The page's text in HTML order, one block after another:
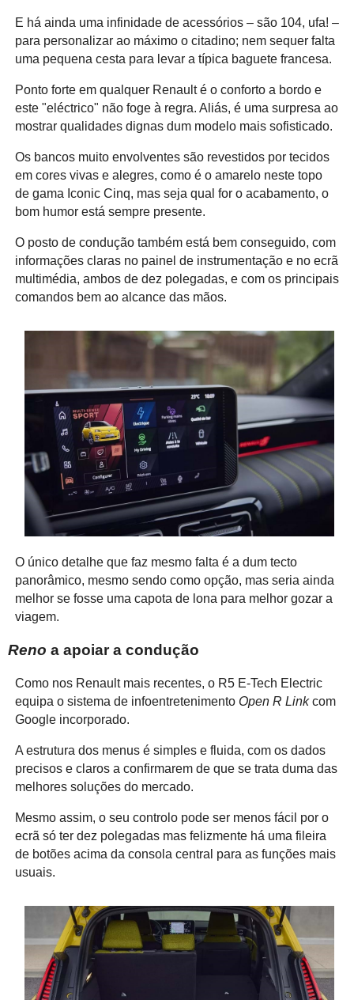
E há ainda uma infinidade de acessórios – são 104, ufa! –
para personalizar ao máximo o citadino; nem sequer falta
uma pequena cesta para levar a típica baguete francesa.
Ponto forte em qualquer Renault é o conforto a bordo e
este "eléctrico" não foge à regra. Aliás, é uma surpresa ao
mostrar qualidades dignas dum modelo mais sofisticado.
Os bancos muito envolventes são revestidos por tecidos
em cores vivas e alegres, como é o amarelo neste topo
de gama Iconic Cinq, mas seja qual for o acabamento, o
bom humor está sempre presente.
O posto de condução também está bem conseguido, com
informações claras no painel de instrumentação e no ecrã
multimédia, ambos de dez polegadas, e com os principais
comandos bem ao alcance das mãos.
O único detalhe que faz mesmo falta é a dum tecto
panorâmico, mesmo sendo como opção, mas seria ainda
melhor se fosse uma capota de lona para melhor gozar a
viagem.
Reno a apoiar a condução
Como nos Renault mais recentes, o R5 E-Tech Electric
equipa o sistema de infoentretenimento Open R Linkcom
Google incorporado.
A estrutura dos menus é simples e fluida, com os dados
precisos e claros a confirmarem de que se trata duma das
melhores soluções do mercado.
Mesmo assim, o seu controlo pode ser menos fácil por o
ecrã só ter dez polegadas mas felizmente há uma fileira
de botões acima da consola central para as funções mais
usuais.